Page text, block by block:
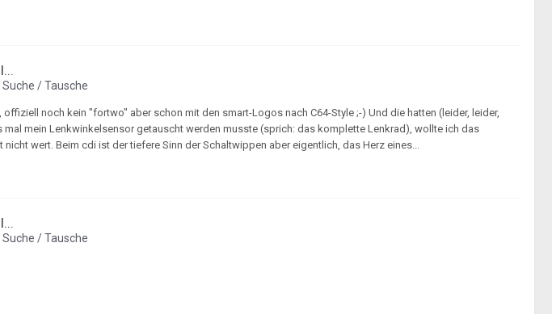
Suche / Tausche
noch kein "fortwo" aber schon mit den smart-Logos nach C64-Style ;-) Und die hatten (leider, leider,
mein Lenkwinkelsensor getauscht werden musste (sprich: das komplette Lenkrad), wollte ich das
wert. Beim cdi ist der tiefere Sinn der Schaltwippen aber eigentlich, das Herz eines...
Suche / Tausche